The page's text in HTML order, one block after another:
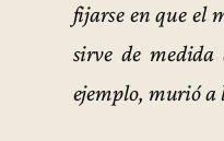
fijarse en que el
sirve de
ejemplo, murió a